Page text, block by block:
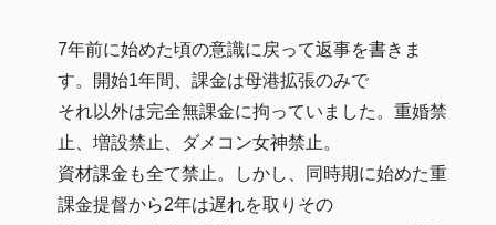
7年前に始めた頃の意識に戻って返事を書きま
す。開始1年間、課金は母港拡張のみで
それ以外は完全無課金に拘っていました。重婚禁
止、増設禁止、ダメコン女神禁止。
資材課金も全て禁止。しかし、同時期に始めた重
課金提督から2年は遅れを取りその